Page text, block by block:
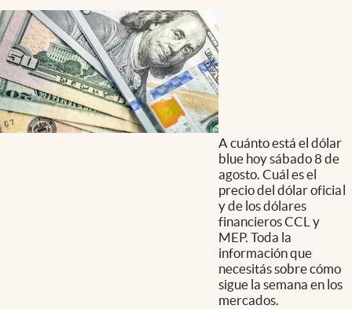
A cuánto está el dólar
blue hoy sábado 8 de
agosto. Cuál es el
precio del dólar oficial
y de los dólares
financieros CCL y
MEP. Toda la
información que
necesitás sobre cómo
sigue la semana en los
mercados.